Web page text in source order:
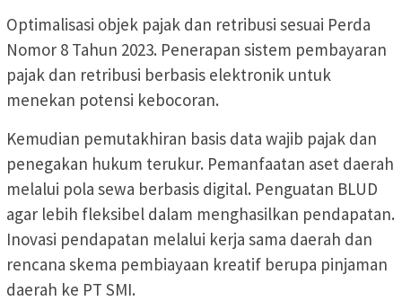
Optimalisasi objek pajak dan retribusi sesuai Perda
Nomor 8 Tahun 2023. Penerapan sistem pembayaran
pajak dan retribusi berbasis elektronik untuk
menekan potensi kebocoran.
Kemudian pemutakhiran basis data wajib pajak dan
penegakan hukum terukur. Pemanfaatan aset daerah
melalui pola sewa berbasis digital. Penguatan BLUD
agar lebih fleksibel dalam menghasilkan pendapatan.
Inovasi pendapatan melalui kerja sama daerah dan
rencana skema pembiayaan kreatif berupa pinjaman
daerah ke PT SMI.